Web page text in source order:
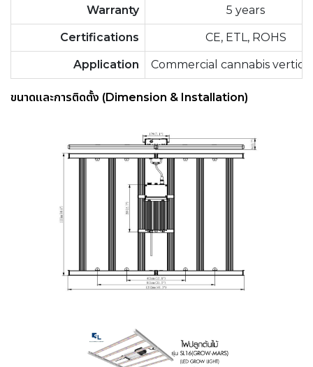
Warranty 5 years
Certifications CE, ETL, ROHS
Application Commercial cannabis
ขนาดและการติดตั้ง (Dimension & Installation)